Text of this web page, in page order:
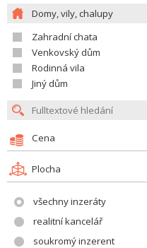
Domy, vily, chalupy
Zahradní chata
Venkovský dům
Rodinná vila
Jiný dům
Cena
Plocha
všechny inzeráty
realitní kancelář
soukromý inzerent